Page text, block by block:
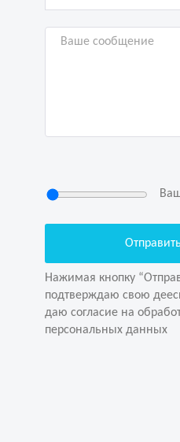
Нажимая кнопку
подтверждаю свою
даю согласие на
персональных данных
Нажимая кнопку
даю согласие на
персональных данных